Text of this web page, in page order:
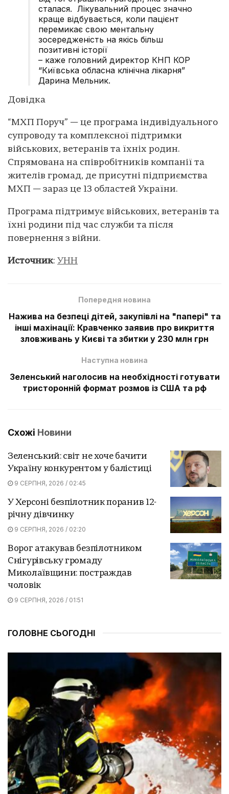
сталася. Лікувальний процес значно
краще відбувається, коли пацієнт
перемикає свою ментальну
зосередженість на якісь більш
позитивні історії
– каже головний директор КНП КОР
“Київська обласна клінічна лікарня”
Дарина Мельник.
Довідка
“‎МХП Поруч” — це програма індивідуального
супроводу та комплексної підтримки
військових, ветеранів та їхніх родин.
Спрямована на співробітників компанії та
жителів громад, де присутні підприємства
МХП — зараз це 13 областей України.
Програма підтримує військових, ветеранів та
їхні родини під час служби та після
повернення з війни.
Источник: УНН
Попередня новина
Нажива на безпеці дітей, закупівлі на "папері" та
інші махінації: Кравченко заявив про викриття
зловживань у Києві та збитки у 230 млн грн
Наступна новина
Зеленський наголосив на необхідності готувати
тристоронній формат розмов із США та рф
Схожі Новини
Зеленський: світ не хоче бачити
Україну конкурентом у балістиці
9 СЕРПНЯ, 2026 / 02:45
У Херсоні безпілотник поранив 12-
річну дівчинку
9 СЕРПНЯ, 2026 / 02:20
Ворог атакував безпілотником
Снігурівську громаду
Миколаївщини: постраждав
чоловік
9 СЕРПНЯ, 2026 / 01:51
ГОЛОВНЕ СЬОГОДНІ